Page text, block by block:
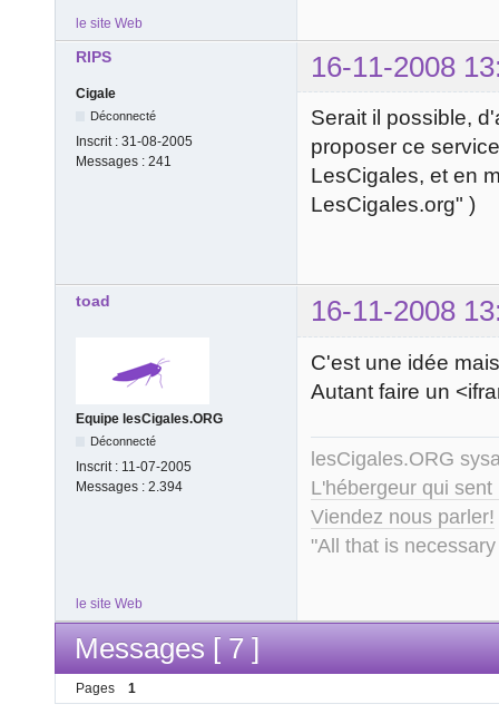
le site Web
RIPS 16-11-2008
Cigale
Déconnecté
Inscrit : 31-08-2005
Messages : 241
Serait il possible,
proposer ce
LesCigales, et en
LesCigales.org" )
toad 16-11-2008
Equipe lesCigales.ORG
Déconnecté
Inscrit : 11-07-2005
Messages : 2.394
C'est une idée
Autant faire un
lesCigales.ORG
L'hébergeur qui
Viendez nous parler!
"All that is
le site Web
Messages [ 7 ]
Pages 1